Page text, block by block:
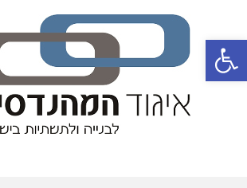
פתח סרגל נגישות